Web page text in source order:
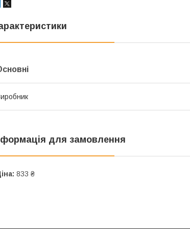
для замовлення
833 ₴